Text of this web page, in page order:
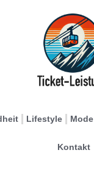
Lifestyle Mode
Kontakt